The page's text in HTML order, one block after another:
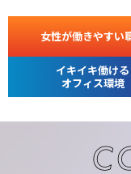
女性が働きやすい
イキイキ働ける
オフィス環境